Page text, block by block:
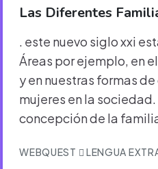
Las Diferentes
. este nuevo siglo xxi
Áreas por ejemplo, en
y en nuestras formas
mujeres en la
concepción de la
WEBQUEST LENGUA